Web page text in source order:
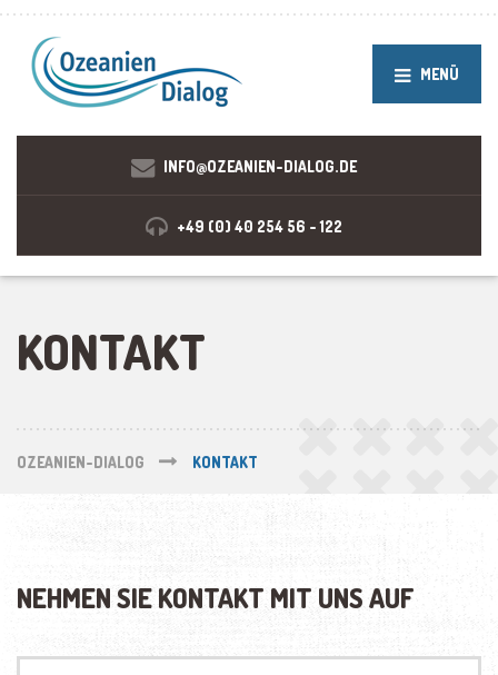
MENÜ
INFO@OZEANIEN-DIALOG.DE
+49 (0) 40 254 56 - 122
KONTAKT
OZEANIEN-DIALOG KONTAKT
NEHMEN SIE KONTAKT MIT UNS AUF